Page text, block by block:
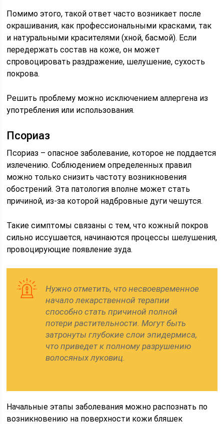
Помимо этого, такой ответ часто возникает после
окрашивания, как профессиональными красками, так
и натуральными красителями (хной, басмой). Если
передержать состав на коже, он может
спровоцировать раздражение, шелушение, сухость
покрова.
Решить проблему можно исключением аллергена из
употребления или использования.
Псориаз
Псориаз – опасное заболевание, которое не поддается
излечению. Соблюдением определенных правил
можно только снизить частоту возникновения
обострений. Эта патология вполне может стать
причиной, из-за которой надбровные дуги чешутся.
Такие симптомы связаны с тем, что кожный покров
сильно иссушается, начинаются процессы шелушения,
провоцирующие появление зуда.
Нужно отметить, что несвоевременное
начало лекарственной терапии
способно стать причиной полной
потери растительности. Могут быть
затронуты глубокие слои эпидермиса,
что приведет к полному разрушению
волосяных луковиц.
Начальные этапы заболевания можно распознать по
возникновению на поверхности кожи бляшек